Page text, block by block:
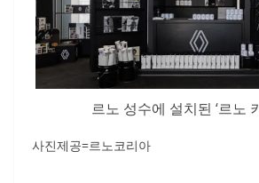
르노 성수에 설치된 ‘르노
사진제공=르노코리아